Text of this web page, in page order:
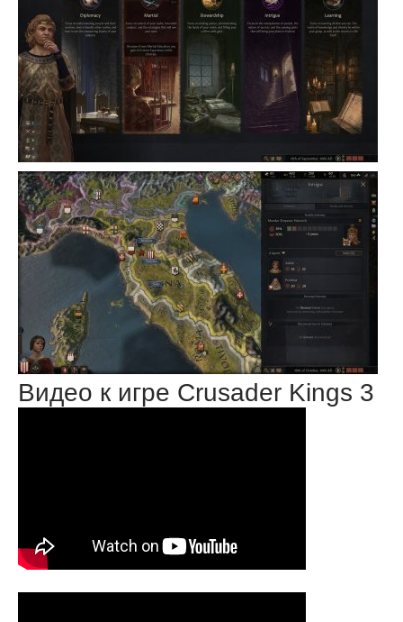
Видео к игре Crusader Kings 3